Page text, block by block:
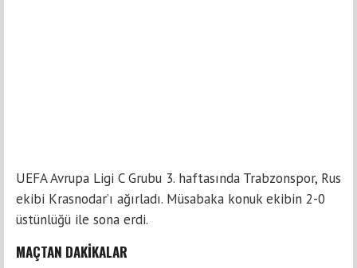
UEFA Avrupa Ligi C Grubu 3. haftasında Trabzonspor, Rus
ekibi Krasnodar’ı ağırladı. Müsabaka konuk ekibin 2-0
üstünlüğü ile sona erdi.
MAÇTAN DAKİKALAR